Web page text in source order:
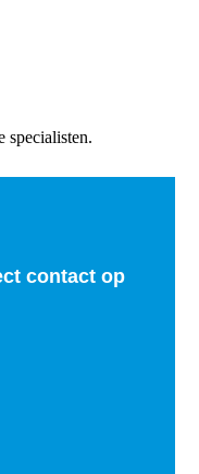
specialisten.
contact op